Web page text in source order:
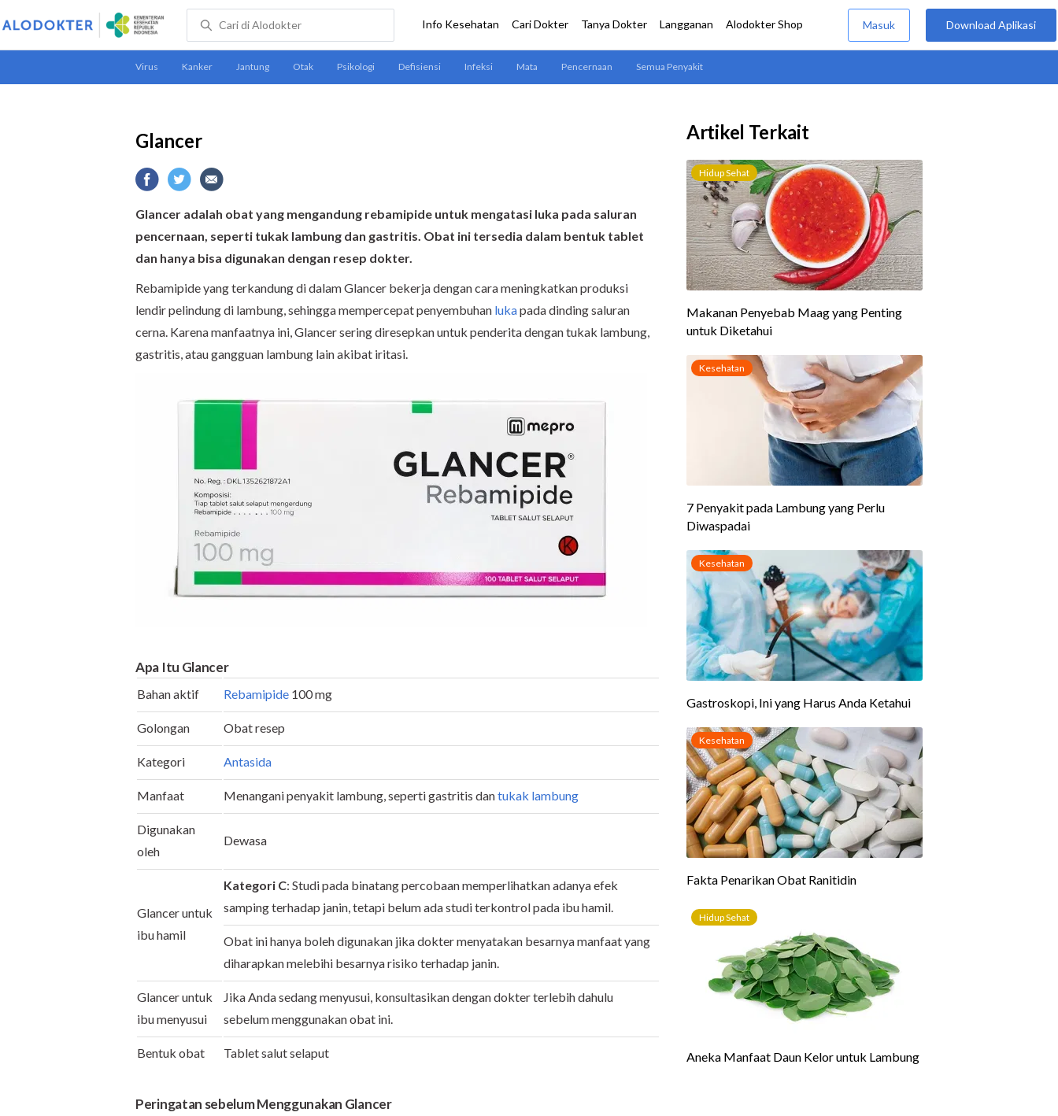
Glancer
Glancer adalah obat yang mengandung rebamipide untuk mengatasi luka pada saluran
pencernaan, seperti tukak lambung dan gastritis. Obat ini tersedia dalam bentuk tablet
dan hanya bisa digunakan dengan resep dokter.
Rebamipide yang terkandung di dalam Glancer bekerja dengan cara meningkatkan produksi
lendir pelindung di lambung, sehingga mempercepat penyembuhan lukapada dinding saluran
cerna. Karena manfaatnya ini, Glancer sering diresepkan untuk penderita dengan tukak lambung,
gastritis, atau gangguan lambung lain akibat iritasi.
Apa Itu Glancer
Bahan aktif Rebamipide 100 mg
Golongan Obat resep
Kategori Antasida
Manfaat Menangani penyakit lambung, seperti gastritis dantukak lambung
Digunakan
oleh
Dewasa
Glancer untuk
ibu hamil
Kategori C: Studi pada binatang percobaan memperlihatkan adanya efek
samping terhadap janin, tetapi belum ada studi terkontrol pada ibu hamil.
Obat ini hanya boleh digunakan jika dokter menyatakan besarnya manfaat yang
diharapkan melebihi besarnya risiko terhadap janin.
Glancer untuk
ibu menyusui
Jika Anda sedang menyusui, konsultasikan dengan dokter terlebih dahulu
sebelum menggunakan obat ini.
Bentuk obat Tablet salut selaput
Peringatan sebelum Menggunakan Glancer
Artikel Terkait